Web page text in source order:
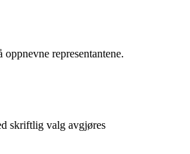
representantene.
skriftlig valg avgjøres